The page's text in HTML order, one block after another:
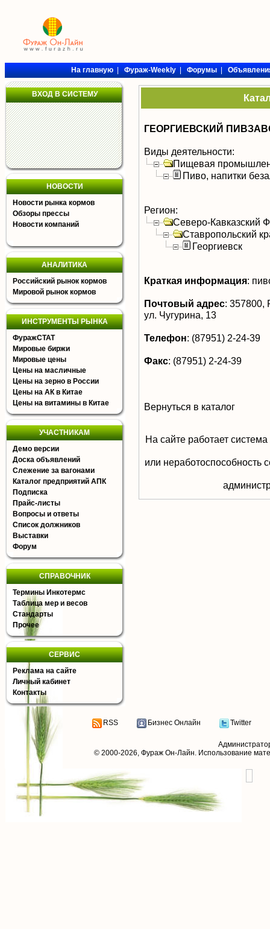
На главную|Фураж-Weekly|Форумы|
ВХОД В СИСТЕМУ
НОВОСТИ
Новости рынка кормов
Обзоры прессы
Новости компаний
АНАЛИТИКА
Российский рынок кормов
Мировой рынок кормов
ИНСТРУМЕНТЫ РЫНКА
ФуражСТАТ
Мировые биржи
Мировые цены
Цены на масличные
Цены на зерно в России
Цены на АК в Китае
Цены на витамины в Китае
УЧАСТНИКАМ
Демо версии
Доска объявлений
Слежение за вагонами
Каталог предприятий АПК
Подписка
Прайс-листы
Вопросы и ответы
Список должников
Выставки
Форум
СПРАВОЧНИК
Термины Инкотермс
Таблица мер и весов
Стандарты
Прочее
СЕРВИС
Реклама на сайте
Личный кабинет
Контакты
ГЕОРГИЕВСКИЙ
Виды деятельности:
Пищевая
Пиво, напитки
Регион:
Северо-Кавказский
Ставропольский
Георгиевск
Краткая информация:
Почтовый адрес: 357800,
ул. Чугурина, 13
Телефон: (87951) 2-24-39
Факс: (87951) 2-24-39
Вернуться в каталог
На сайте работает
или неработоспособность
RSS Бизнес Онлайн Twitter
© 2000-2026, Фураж Он-Лайн. Использование